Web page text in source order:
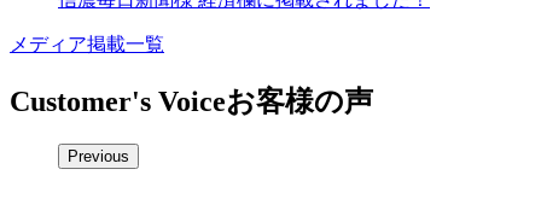
メディア掲載一覧
Customer's Voiceお客様の声
Previous